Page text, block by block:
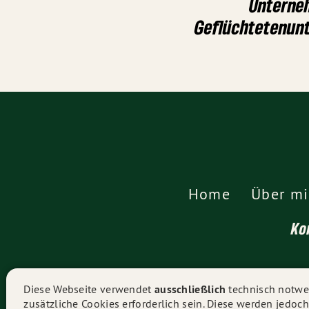
Home Über
Diese Webseite verwendet ausschließlich technisch
zusätzliche Cookies erforderlich sein. Diese werden